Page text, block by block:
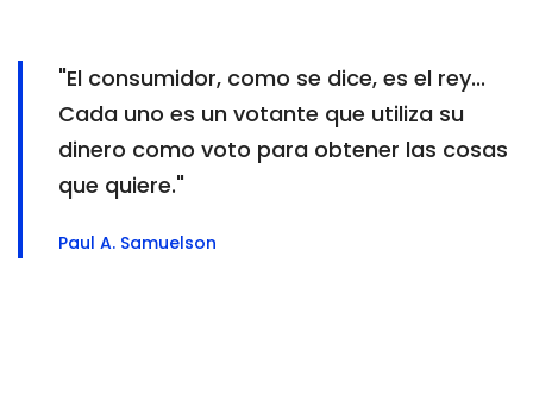
"El consumidor, como se dice, es el rey...
Cada uno es un votante que utiliza su
dinero como voto para obtener las cosas
que quiere."
Paul A. Samuelson